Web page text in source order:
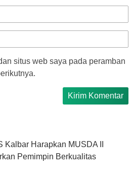
situs web saya pada peramban
Kalbar Harapkan MUSDA II
Pemimpin Berkualitas